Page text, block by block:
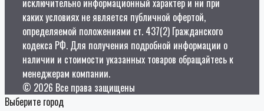
каких условиях не является публичной офертой,
определяемой положениями ст. 437(2) Гражданского
кодекса РФ. Для получения подробной информации о
наличии и стоимости указанных товаров обращайтесь к
менеджерам компании.
© 2026 Все права защищены
Выберите город